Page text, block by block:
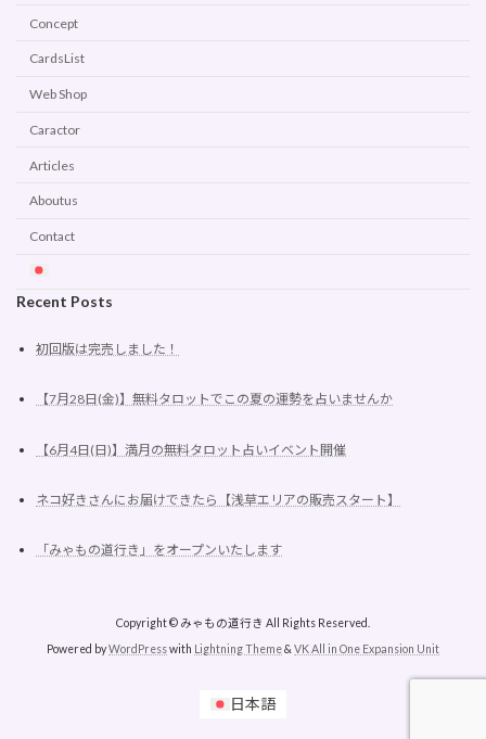
Concept
CardsList
Web Shop
Caractor
Articles
Aboutus
Contact
Recent Posts
初回版は完売しました！
【7月28日(金)】無料タロットでこの夏の運勢を占いませんか
【6月4日(日)】満月の無料タロット占いイベント開催
ネコ好きさんにお届けできたら【浅草エリアの販売スタート】
「みゃもの道行き」をオープンいたします
Copyright © みゃもの道行き All Rights Reserved.
Powered byWordPresswith Lightning Theme& VK All in One Expansion Unit
日本語